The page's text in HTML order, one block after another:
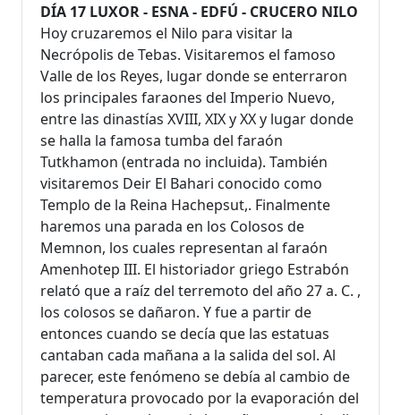
DÍA 17 LUXOR - ESNA - EDFÚ - CRUCERO NILO
Hoy cruzaremos el Nilo para visitar la
Necrópolis de Tebas. Visitaremos el famoso
Valle de los Reyes, lugar donde se enterraron
los principales faraones del Imperio Nuevo,
entre las dinastías XVIII, XIX y XX y lugar donde
se halla la famosa tumba del faraón
Tutkhamon (entrada no incluida). También
visitaremos Deir El Bahari conocido como
Templo de la Reina Hachepsut,. Finalmente
haremos una parada en los Colosos de
Memnon, los cuales representan al faraón
Amenhotep III. El historiador griego Estrabón
relató que a raíz del terremoto del año 27 a. C. ,
los colosos se dañaron. Y fue a partir de
entonces cuando se decía que las estatuas
cantaban cada mañana a la salida del sol. Al
parecer, este fenómeno se debía al cambio de
temperatura provocado por la evaporación del